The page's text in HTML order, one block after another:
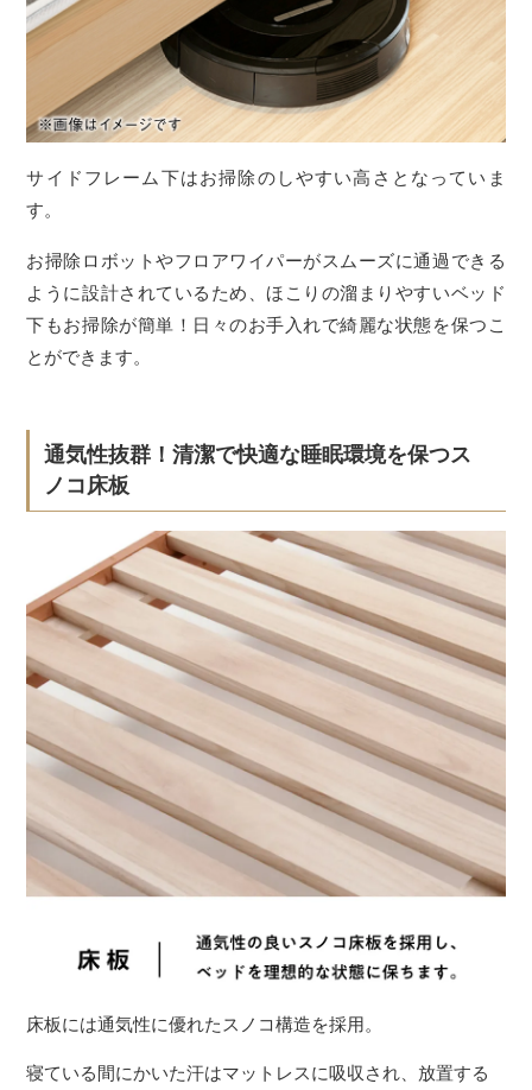
サイドフレーム下はお掃除のしやすい高さとなっていま
す。
お掃除ロボットやフロアワイパーがスムーズに通過できる
ように設計されているため、ほこりの溜まりやすいベッド
下もお掃除が簡単！日々のお手入れで綺麗な状態を保つこ
とができます。
通気性抜群！清潔で快適な睡眠環境を保つス
ノコ床板
床板には通気性に優れたスノコ構造を採用。
寝ている間にかいた汗はマットレスに吸収され、放置する